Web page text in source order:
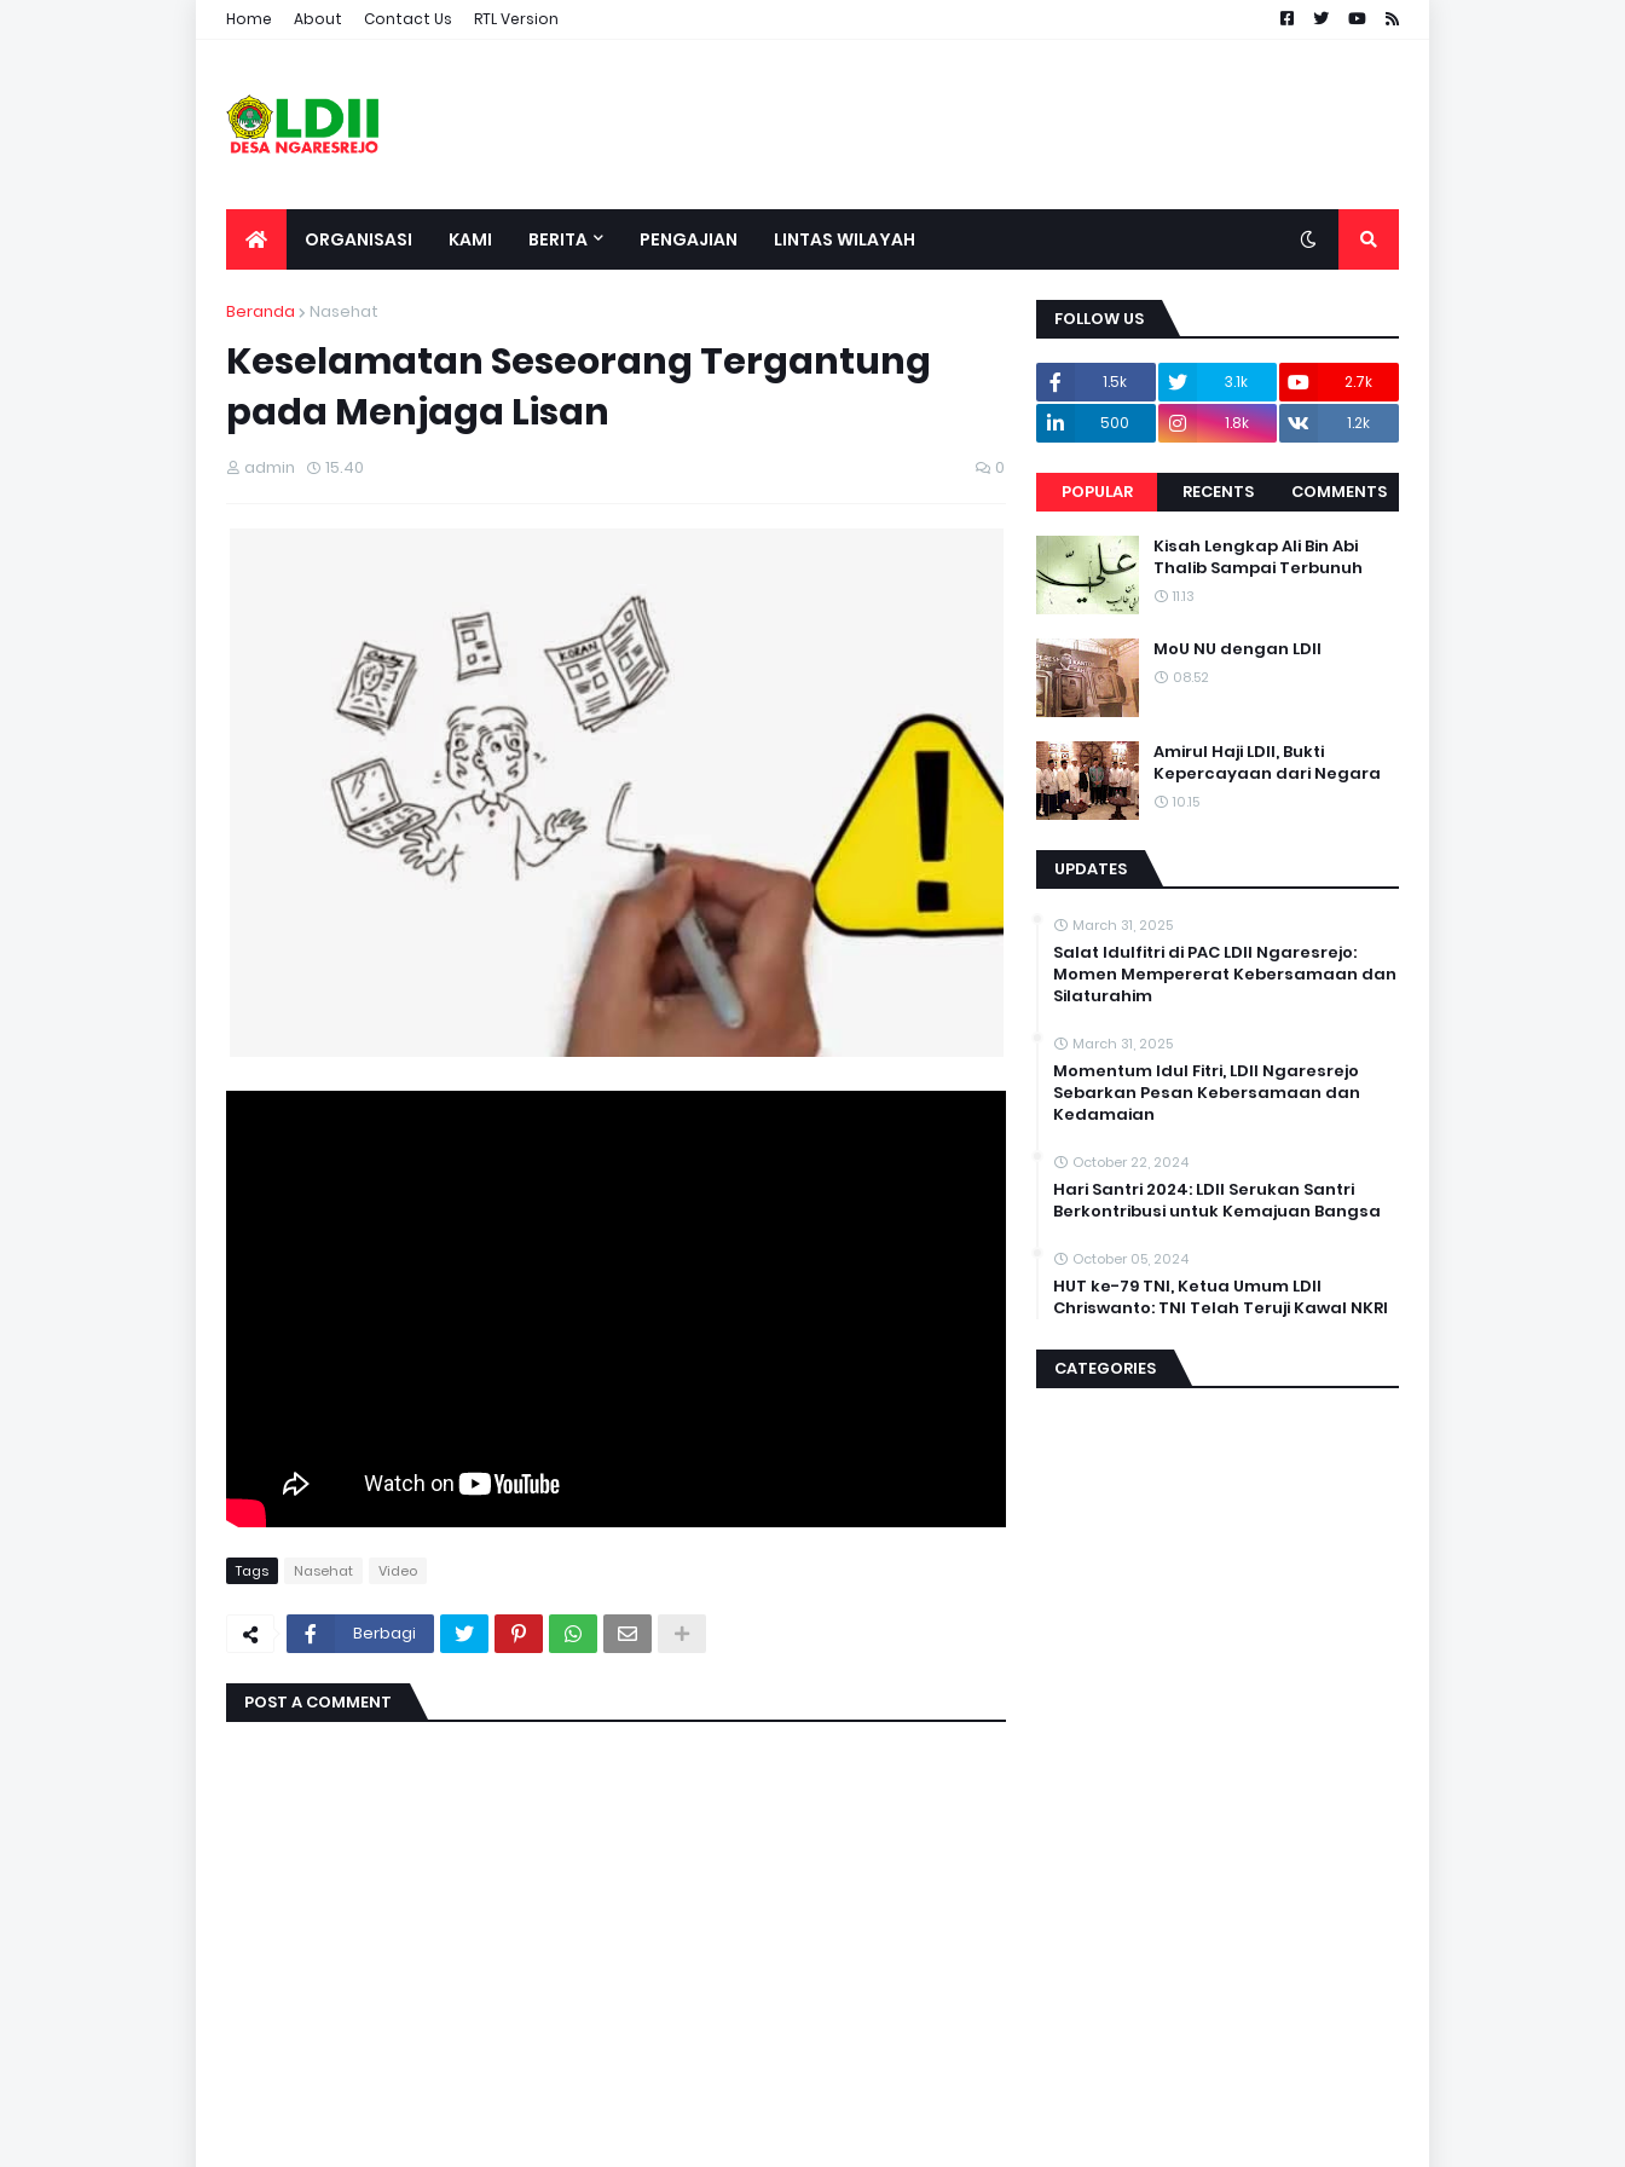
Home About Contact Us RTL Version
ORGANISASI KAMI BERITA PENGAJIAN LINTAS WILAYAH
Beranda Nasehat
Keselamatan Seseorang Tergantung
pada Menjaga Lisan
admin 15.40 0
Tags Nasehat Video
Berbagi
POST A COMMENT
FOLLOW US
1.5k 3.1k
2.7k
500
1.8k 1.2k
POPULAR RECENTS COMMENTS
Kisah Lengkap Ali Bin Abi
Thalib Sampai Terbunuh
11.13
MoU NU dengan LDII
08.52
Amirul Haji LDII, Bukti
Kepercayaan dari Negara
10.15
UPDATES
March 31, 2025
Salat Idulfitri di PAC LDII Ngaresrejo:
Momen Mempererat Kebersamaan dan
Silaturahim
March 31, 2025
Momentum Idul Fitri, LDII Ngaresrejo
Sebarkan Pesan Kebersamaan dan
Kedamaian
October 22, 2024
Hari Santri 2024: LDII Serukan Santri
Berkontribusi untuk Kemajuan Bangsa
October 05, 2024
HUT ke-79 TNI, Ketua Umum LDII
Chriswanto: TNI Telah Teruji Kawal NKRI
CATEGORIES